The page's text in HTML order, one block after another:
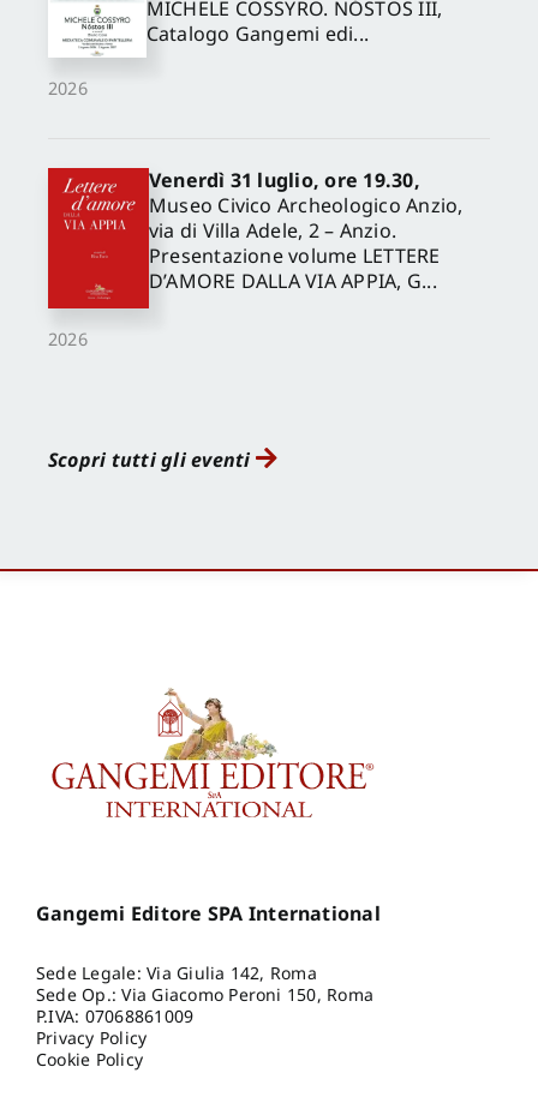
2026
MICHELE COSSYRO. NÓSTOS III,
Catalogo Gangemi edi...
2026
Venerdì 31 luglio, ore 19.30,
Museo Civico Archeologico Anzio,
via di Villa Adele, 2 – Anzio.
Presentazione volume LETTERE
D’AMORE DALLA VIA APPIA, G...
Scopri tutti gli eventi
Gangemi Editore SPA International
Sede Legale: Via Giulia 142, Roma
Sede Op.: Via Giacomo Peroni 150, Roma
P.IVA: 07068861009
Privacy Policy
Cookie Policy